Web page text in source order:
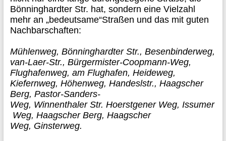
Bönninghardter Str. hat, sondern eine Vielzahl
mehr an „bedeutsame“Straßen und das mit guten
Nachbarschaften:
Mühlenweg, Bönninghardter Str., Besenbinderweg,
van-Laer-Str., Bürgermister-Coopmann-Weg,
Flughafenweg, am Flughafen, Heideweg,
Kiefernweg, Höhenweg, Handeslstr., Haagscher
Berg, Pastor-Sanders-
Weg, Winnenthaler Str. Hoerstgener Weg, Issumer
Weg, Haagscher Berg, Haagscher
Weg, Ginsterweg.